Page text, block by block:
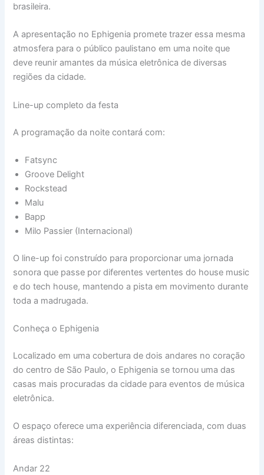
brasileira.
A apresentação no Ephigenia promete trazer essa mesma
atmosfera para o público paulistano em uma noite que
deve reunir amantes da música eletrônica de diversas
regiões da cidade.
Line-up completo da festa
A programação da noite contará com:
Fatsync
Groove Delight
Rockstead
Malu
Bapp
Milo Passier (Internacional)
O line-up foi construído para proporcionar uma jornada
sonora que passe por diferentes vertentes do house music
e do tech house, mantendo a pista em movimento durante
toda a madrugada.
Conheça o Ephigenia
Localizado em uma cobertura de dois andares no coração
do centro de São Paulo, o Ephigenia se tornou uma das
casas mais procuradas da cidade para eventos de música
eletrônica.
O espaço oferece uma experiência diferenciada, com duas
áreas distintas:
Andar 22